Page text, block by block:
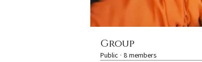
Group
Public · 8 members